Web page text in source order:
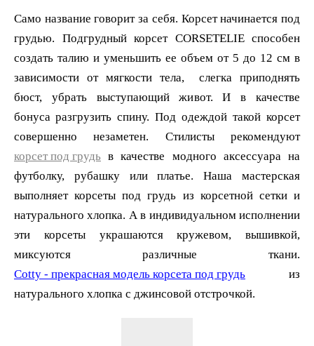
Само название говорит за себя. Корсет начинается под
грудью. Подгрудный корсет CORSETELIE способен
создать талию и уменьшить ее объем от 5 до 12 см в
зависимости от мягкости тела, слегка приподнять
бюст, убрать выступающий живот. И в качестве
бонуса разгрузить спину. Под одеждой такой корсет
корсет под грудь в качестве модного аксессуара на
футболку, рубашку или платье. Наша мастерская
выполняет корсеты под грудь из корсетной сетки и
натурального хлопка. А в индивидуальном исполнении
эти корсеты украшаются кружевом, вышивкой,
Cotty - прекрасная модель корсета под грудь из
натурального хлопка с джинсовой отстрочкой.